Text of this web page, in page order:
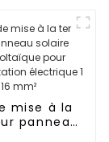
mise à la
panneau